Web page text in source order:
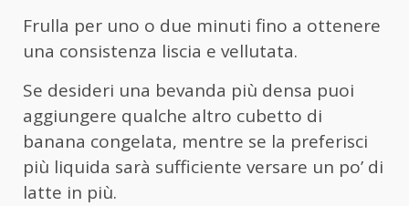
Frulla per uno o due minuti fino a ottenere
una consistenza liscia e vellutata.
Se desideri una bevanda più densa puoi
aggiungere qualche altro cubetto di
banana congelata, mentre se la preferisci
più liquida sarà sufficiente versare un po’ di
latte in più.